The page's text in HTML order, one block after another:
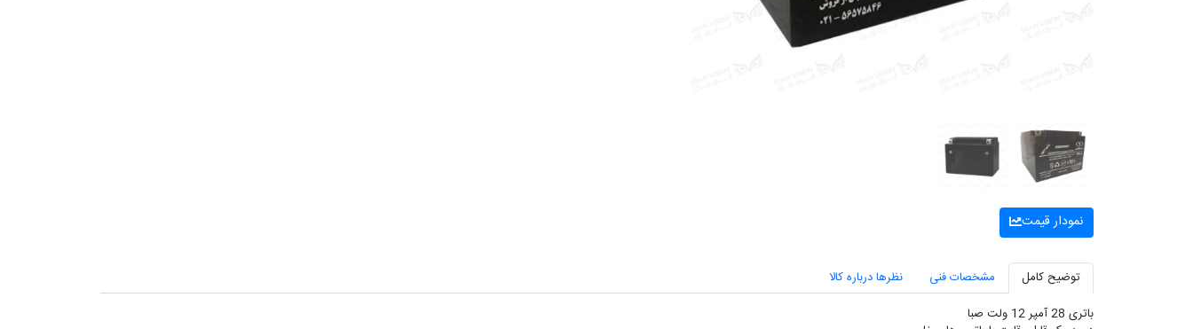
نمودار قیمت
توضیح کامل مشخصات فنی
نظرها درباره کالا
باتری 28 آمپر 12 ولت صبا